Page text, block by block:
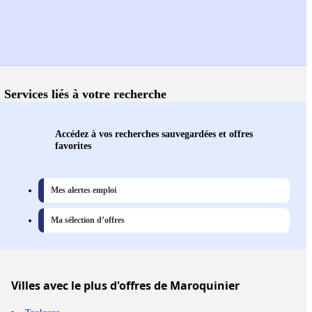
Services liés à votre recherche
Accédez à vos recherches sauvegardées et offres
favorites
Mes alertes emploi
Ma sélection d’offres
Villesavec le plus d'offres de Maroquinier